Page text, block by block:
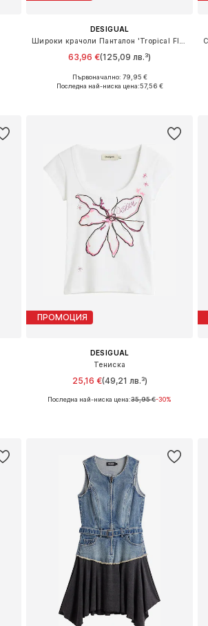
DESIGUAL
63,96 €(125,09 лв.³)
Налични размери: 34, 36, 38, 40
Първоначално: 79,95 €
Последна най-ниска цена:57,56 €
ПРОМОЦИЯ
DESIGUAL
Тениска
25,16 €(49,21 лв.³)
Налични размери: XS, S, M, L, XL
Последна най-ниска цена:35,95 €-30%